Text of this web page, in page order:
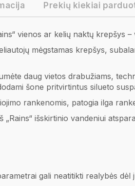
Prekių kiekiai
vienos ar kelių naktų krepšys –
mėgstamas krepšys,
daug vietos drabužiams,
šone pritvirtintus silueto
rankenomis, patogia ilga
„Rains“ išskirtinio vandeniui
gali neatitikti realybės